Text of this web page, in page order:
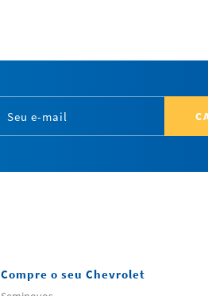
Compre o seu Chevrolet